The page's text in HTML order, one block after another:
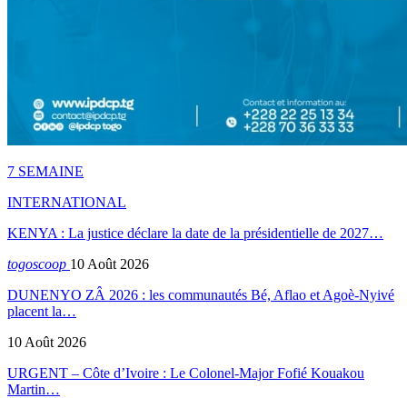
7 SEMAINE
INTERNATIONAL
KENYA : La justice déclare la date de la présidentielle de 2027…
togoscoop 10 Août 2026
DUNENYO ZÂ 2026 : les communautés Bé, Aflao et Agoè-Nyivé
placent la…
10 Août 2026
URGENT – Côte d’Ivoire : Le Colonel-Major Fofié Kouakou
Martin…